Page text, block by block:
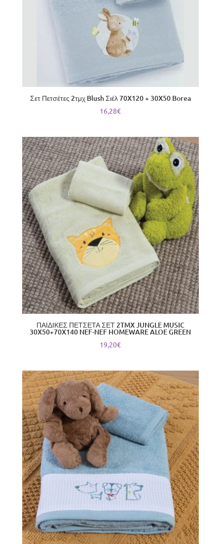
Σετ Πετσέτες 2τμχ Blush Σιέλ 70X120 + 30X50 Borea
16,28€
ΠΑΙΔΙΚΕΣ ΠΕΤΣΕΤΑ ΣΕΤ 2TMX JUNGLE MUSIC
30X50+70X140 NEF-NEF HOMEWARE ALOE GREEN
19,20€